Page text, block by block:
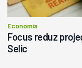
Economia
Focus reduz
Selic